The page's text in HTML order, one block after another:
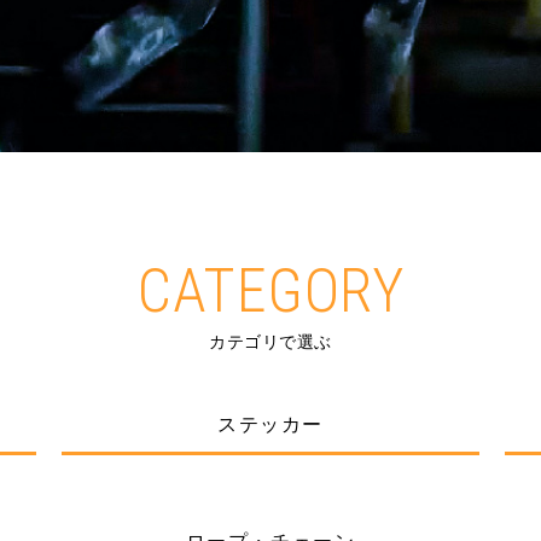
CATEGORY
カテゴリで選ぶ
ステッカー